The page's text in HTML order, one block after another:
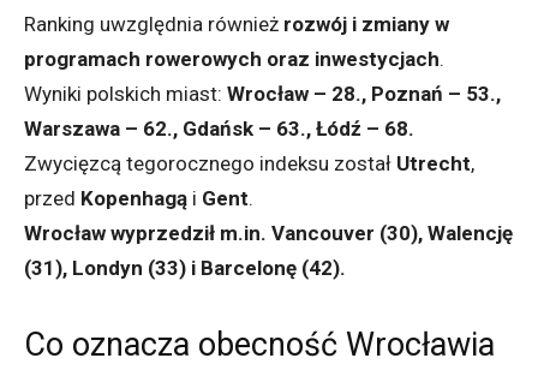
Ranking uwzględnia również rozwój i zmiany w
programach rowerowych oraz inwestycjach.
Wyniki polskich miast: Wrocław – 28., Poznań – 53.,
Warszawa – 62., Gdańsk – 63., Łódź – 68.
Zwycięzcą tegorocznego indeksu został Utrecht,
przed Kopenhagą i Gent.
Wrocław wyprzedził m.in. Vancouver (30), Walencję
(31), Londyn (33) i Barcelonę (42).
Co oznacza obecność Wrocławia